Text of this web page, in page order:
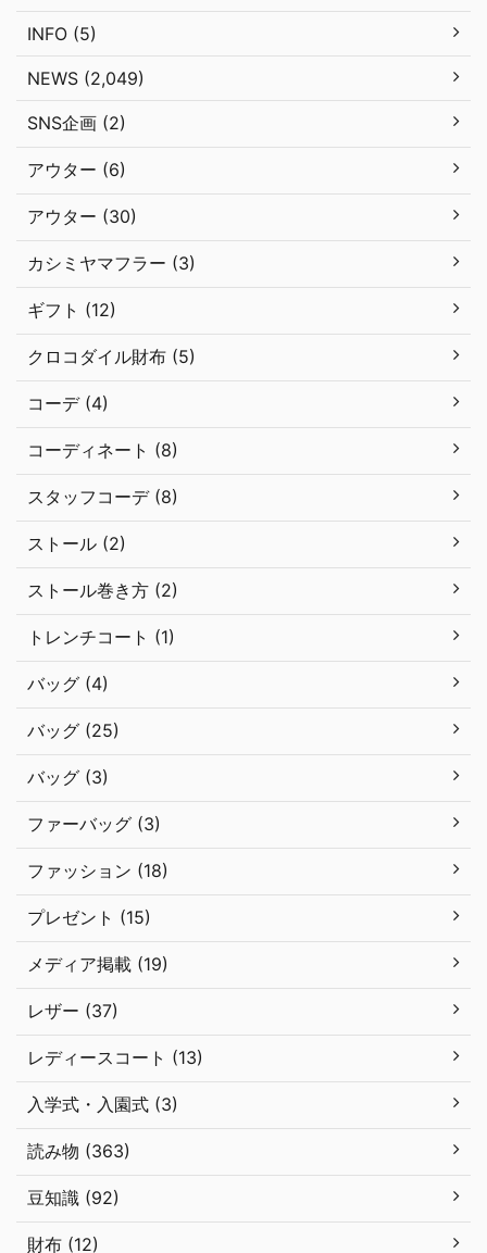
INFO (5)
NEWS (2,049)
SNS企画 (2)
アウター (6)
アウター (30)
カシミヤマフラー (3)
ギフト (12)
クロコダイル財布 (5)
コーデ (4)
コーディネート (8)
スタッフコーデ (8)
ストール (2)
ストール巻き方 (2)
トレンチコート (1)
バッグ (4)
バッグ (25)
バッグ (3)
ファーバッグ (3)
ファッション (18)
プレゼント (15)
メディア掲載 (19)
レザー (37)
レディースコート (13)
入学式・入園式 (3)
読み物 (363)
豆知識 (92)
財布 (12)